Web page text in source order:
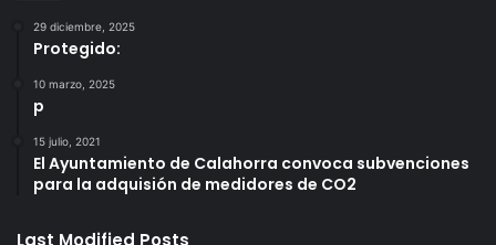
29 diciembre, 2025
Protegido:
10 marzo, 2025
p
15 julio, 2021
El Ayuntamiento de Calahorra convoca subvenciones
para la adquisión de medidores de CO2
Last Modified Posts